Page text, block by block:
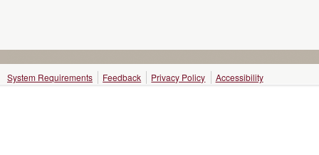
System Requirements Feedback Privacy Policy Accessibility